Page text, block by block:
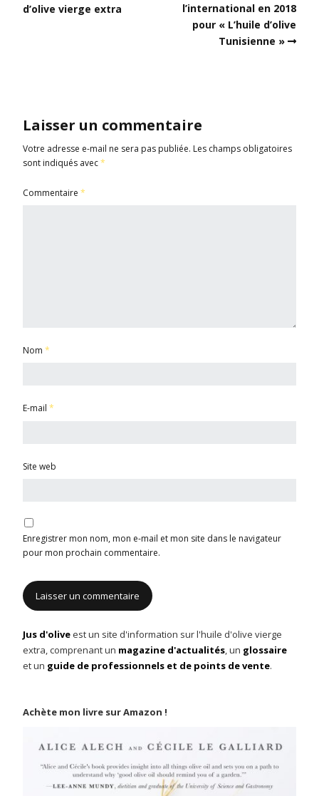
d’olive vierge extra
l’international en 2018
pour « L’huile d’olive
Tunisienne »
Laisser un commentaire
Votre adresse e-mail ne sera pas publiée. Les champs obligatoires
sont indiqués avec*
Commentaire *
Nom *
E-mail *
Site web
Enregistrer mon nom, mon e-mail et mon site dans le navigateur
pour mon prochain commentaire.
Jus d'oliveest un site d'information sur l'huile d'olive vierge
extra, comprenant un magazine d'actualités, un glossaire
et un guide de professionnels et de points de vente.
Achète mon livre sur Amazon !